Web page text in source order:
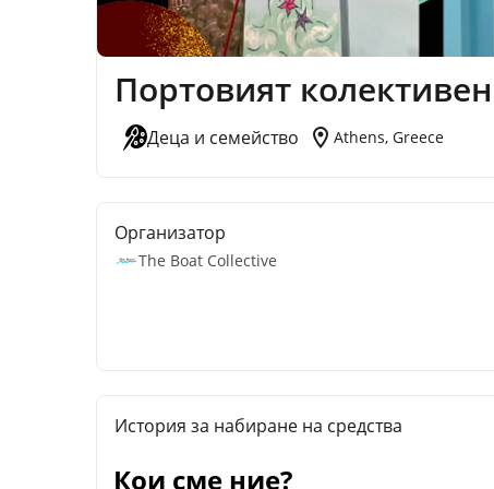
Портовият
Деца и семейство location_on Athens, Greece
Организатор
The Boat Collective
История за набиране на средства
Кои сме ние?